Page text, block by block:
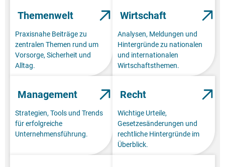
Themenwelt
Praxisnahe Beiträge zu
zentralen Themen rund um
Vorsorge, Sicherheit und
Alltag.
Wirtschaft
Analysen, Meldungen und
Hintergründe zu nationalen
und internationalen
Wirtschaftsthemen.
Management
Strategien, Tools und Trends
für erfolgreiche
Unternehmensführung.
Recht
Wichtige Urteile,
Gesetzesänderungen und
rechtliche Hintergründe im
Überblick.